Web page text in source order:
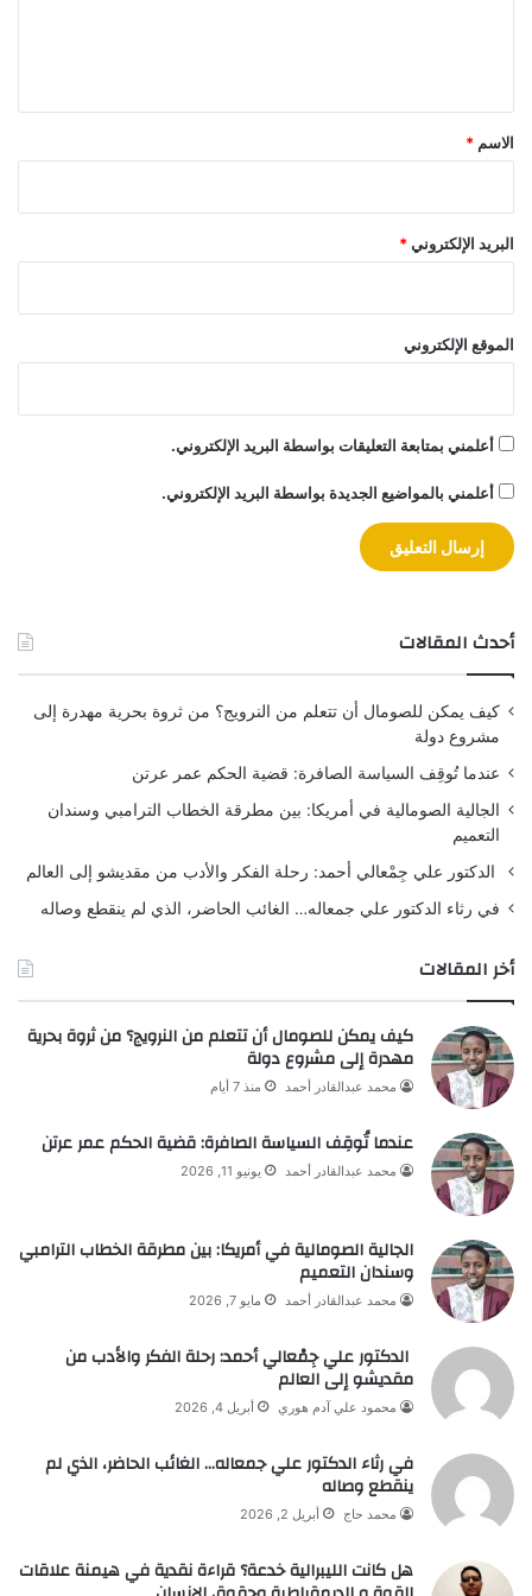
*
الاسم *
البريد الإلكتروني*
الموقع الإلكتروني
أعلمني بمتابعة التعليقات بواسطة البريد الإلكتروني.
أعلمني بالمواضيع الجديدة بواسطة البريد الإلكتروني.
أحدث المقالات
كيف يمكن للصومال أن تتعلم من النرويج؟ من ثروة بحرية مهدرة إلى
مشروع دولة
عندما تُوقِف السياسة الصافرة: قضية الحكم عمر عرتن
الجالية الصومالية في أمريكا: بين مطرقة الخطاب الترامبي وسندان
التعميم
الدكتور علي جِمْعالي أحمد: رحلة الفكر والأدب من مقديشو إلى العالم
في رثاء الدكتور علي جمعاله… الغائب الحاضر، الذي لم ينقطع وصاله
أخر المقالات
كيف يمكن للصومال أن تتعلم من النرويج؟ من ثروة بحرية
مهدرة إلى مشروع دولة
محمد عبدالقادر أحمد منذ 7 أيام
عندما تُوقِف السياسة الصافرة: قضية الحكم عمر عرتن
محمد عبدالقادر أحمد يونيو 11, 2026
الجالية الصومالية في أمريكا: بين مطرقة الخطاب الترامبي
وسندان التعميم
محمد عبدالقادر أحمد مايو 7, 2026
الدكتور علي جِمْعالي أحمد: رحلة الفكر والأدب من
مقديشو إلى العالم
محمود علي آدم هوري أبريل 4, 2026
في رثاء الدكتور علي جمعاله… الغائب الحاضر، الذي لم
ينقطع وصاله
محمد حاج أبريل 2, 2026
هل كانت الليبرالية خدعة؟ قراءة نقدية في هيمنة علاقات